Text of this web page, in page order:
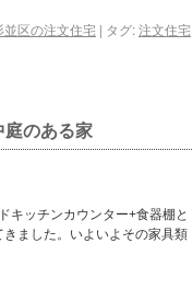
並区の注文住宅 | タグ:注文住宅
のある家
キッチンカウンター+食器棚と
ました。いよいよその家具類